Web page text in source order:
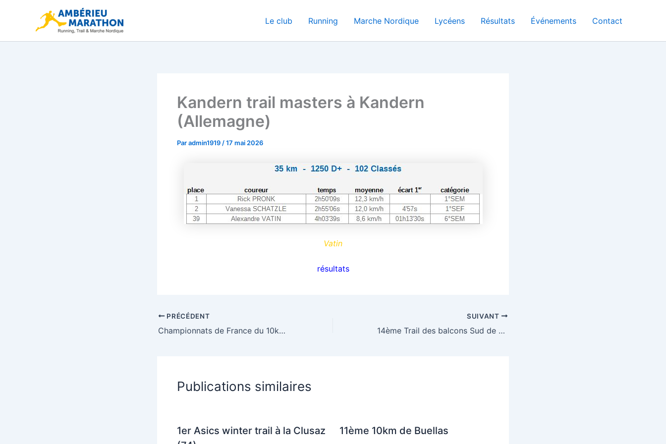
Le club Running Marche Nordique Lycéens Résultats Événements Contact
Kandern trail masters à Kandern
(Allemagne)
Paradmin1919 /17 mai 2026
Vatin
résultats
PRÉCÉDENT
Championnats de France du 10kms à Troyes
SUIVANT
14ème Trail des balcons Sud de Chartreuse à Quaix (38)
Publications similaires
1er Asics winter trail à la Clusaz
11ème 10km de Buellas